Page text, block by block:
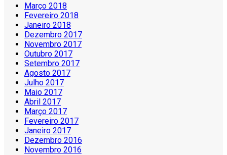
Março 2018
Fevereiro 2018
Janeiro 2018
Dezembro 2017
Novembro 2017
Outubro 2017
Setembro 2017
Agosto 2017
Julho 2017
Maio 2017
Abril 2017
Março 2017
Fevereiro 2017
Janeiro 2017
Dezembro 2016
Novembro 2016